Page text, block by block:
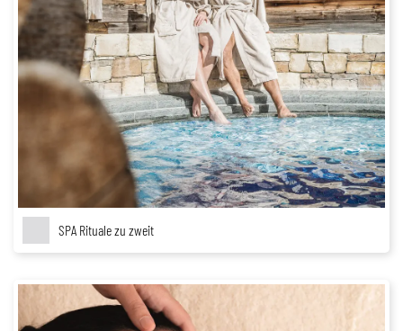
SPA Rituale zu zweit